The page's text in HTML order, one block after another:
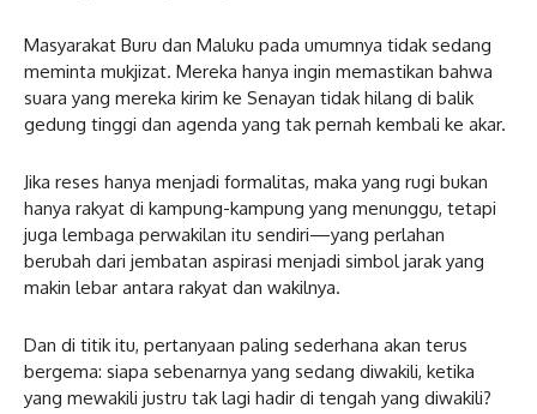
Masyarakat Buru dan Maluku pada umumnya tidak sedang
meminta mukjizat. Mereka hanya ingin memastikan bahwa
suara yang mereka kirim ke Senayan tidak hilang di balik
gedung tinggi dan agenda yang tak pernah kembali ke akar.
Jika reses hanya menjadi formalitas, maka yang rugi bukan
hanya rakyat di kampung-kampung yang menunggu, tetapi
juga lembaga perwakilan itu sendiri—yang perlahan
berubah dari jembatan aspirasi menjadi simbol jarak yang
makin lebar antara rakyat dan wakilnya.
Dan di titik itu, pertanyaan paling sederhana akan terus
bergema: siapa sebenarnya yang sedang diwakili, ketika
yang mewakili justru tak lagi hadir di tengah yang diwakili?